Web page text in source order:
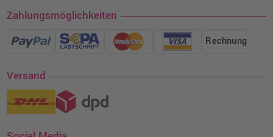
Zahlungsmöglichkeiten
Rechnung
Versand